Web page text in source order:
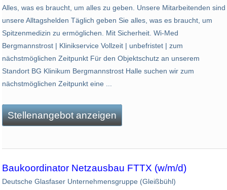
Alles, was es braucht, um alles zu geben. Unsere Mitarbeitenden sind
unsere Alltagshelden Täglich geben Sie alles, was es braucht, um
Spitzenmedizin zu ermöglichen. Mit Sicherheit. Wi-Med
Bergmannstrost | Klinikservice Vollzeit | unbefristet | zum
nächstmöglichen Zeitpunkt Für den Objektschutz an unserem
Standort BG Klinikum Bergmannstrost Halle suchen wir zum
nächstmöglichen Zeitpunkt eine ...
Stellenangebot anzeigen
Baukoordinator Netzausbau FTTX (w/m/d)
Deutsche Glasfaser Unternehmensgruppe (Gleißbühl)